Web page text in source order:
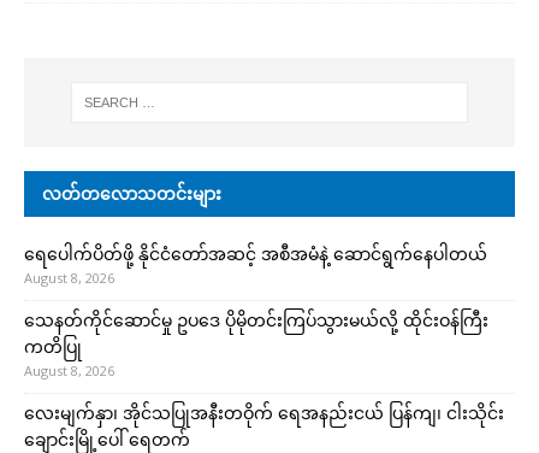
လတ်တလောသတင်းများ
ရေပေါက်ပိတ်ဖို့ နိုင်ငံတော်အဆင့် အစီအမံနဲ့ ဆောင်ရွက်နေပါတယ်
August 8, 2026
သေနတ်ကိုင်ဆောင်မှု ဥပဒေ ပိုမိုတင်းကြပ်သွားမယ်လို့ ထိုင်းဝန်ကြီး
ကတိပြု
August 8, 2026
လေးမျက်နှာ၊ အိုင်သပြုအနီးတဝိုက် ရေအနည်းငယ် ပြန်ကျ၊ ငါးသိုင်း
ချောင်းမြို့ပေါ် ရေတက်